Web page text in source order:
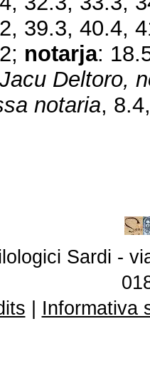
39.3, 40.4,
notarja:
Deltoro,
notaria,
Sardi -
Informativa